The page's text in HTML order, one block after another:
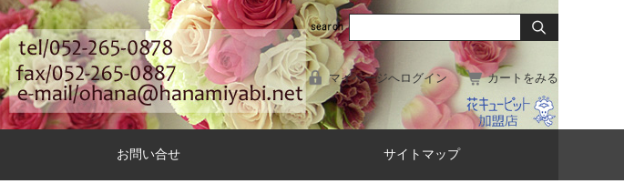
マイページへログイン カートをみる
お問い合せ サイトマップ